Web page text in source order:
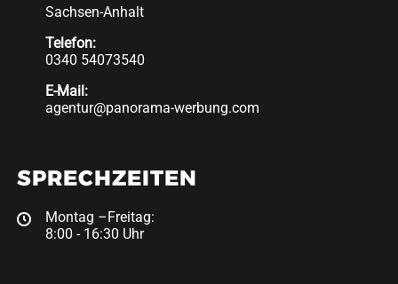
Sachsen-Anhalt
Telefon:
0340 54073540
E-Mail:
agentur@panorama-werbung.com
SPRECHZEITEN
Montag –Freitag:
8:00 - 16:30 Uhr